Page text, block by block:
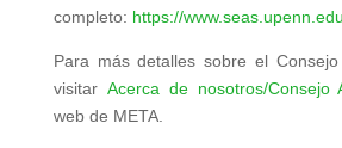
completo: https://
Para más detalles sobre el Consejo
visitar Acerca de nosotros/Consejo
web de META.